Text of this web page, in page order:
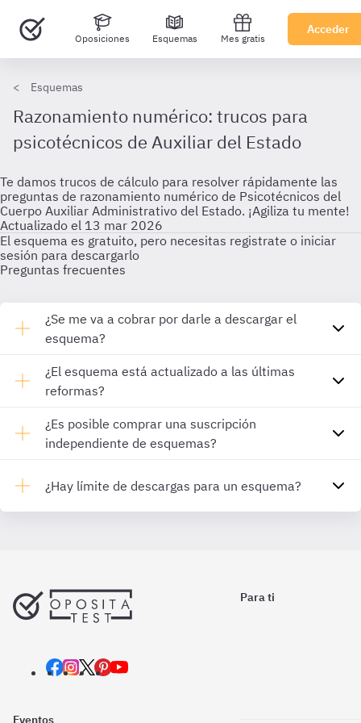
Oposiciones Esquemas Mes gratis
Acceder
Esquemas
Razonamiento numérico: trucos para
psicotécnicos de Auxiliar del Estado
Te damos trucos de cálculo para resolver rápidamente las
preguntas de razonamiento numérico de Psicotécnicos del
Cuerpo Auxiliar Administrativo del Estado. ¡Agiliza tu mente!
Actualizado el 13 mar 2026
El esquema es gratuito, pero necesitas registrate o iniciar
sesión para descargarlo
Preguntas frecuentes
¿Se me va a cobrar por darle a descargar el
esquema?
¿El esquema está actualizado a las últimas
reformas?
¿Es posible comprar una suscripción
independiente de esquemas?
¿Hay límite de descargas para un esquema?
Para ti
Eventos